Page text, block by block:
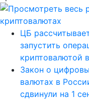
ЦБ
запустить
криптовалютой
Закон о
валютах в
сдвинули на 1